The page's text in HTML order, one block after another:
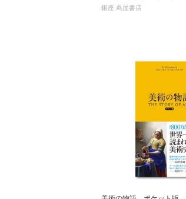
銀座 蔦屋書店